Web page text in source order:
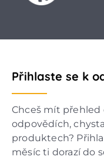
Přihlaste se k
Chceš mít přehled
odpovědích,
produktech?
měsíc ti dorazí do